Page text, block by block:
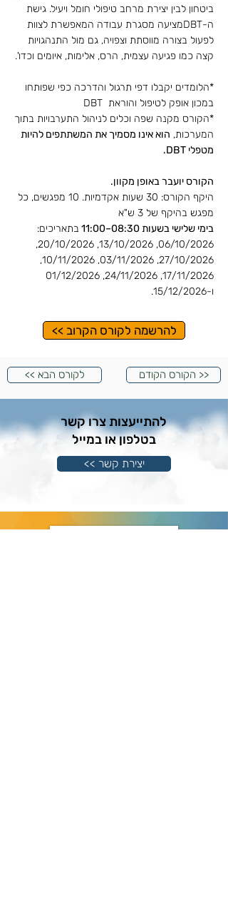
ביטחון לבין יצירת מרחב טיפולי חומל ויעיל. גישת
ה-DBTמציעה מסגרת עבודה המאפשרת לצוות
לפעול בצורה מווסתת וצפויה, גם מול התנהגויות
קצה כמו פגיעה עצמית, הרס, אלימות, איומים וכדו'.
*הלומדים יקבלו דפי תרגול והדרכה כפי שפותחו
במכון אופק לטיפול והוראת DBT
*הקורס מקנה שפה וכלים לניהול התערבויות בתוך
המערכות, הוא אינו מסמיך את המשתתפים להיות
מטפלי DBT.
הקורס יועבר באופן מקוון.
היקף הקורס: 30 שעות אקדמיות. 10 מפגשים, כל
מפגש בהיקף של 3 ש"א
בימי שלישי בשעות 08:30–11:00
בתאריכים:
06/10/2026, 13/10/2026, 20/10/2026,
27/10/2026, 03/11/2026, 10/11/2026,
17/11/2026, 24/11/2026, 01/12/2026
ו-15/12/2026.
להרשמה לקורס הקרוב >>
<< לקורס הבא הקורס הקודם >>
להתייעצות צרו קשר
בטלפון או במייל
יצירת קשר >>